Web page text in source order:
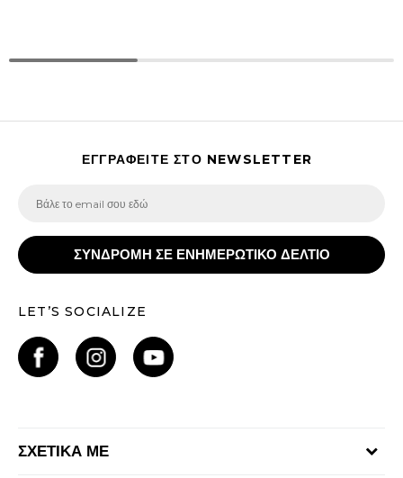
ΕΓΓΡΑΦΕΙΤΕ ΣΤΟ NEWSLETTER
ΣΥΝΔΡΟΜΗ ΣΕ ΕΝΗΜΕΡΩΤΙΚΟ ΔΕΛΤΙΟ
LET’S SOCIALIZE
ΣΧΕΤΙΚΑ ΜΕ